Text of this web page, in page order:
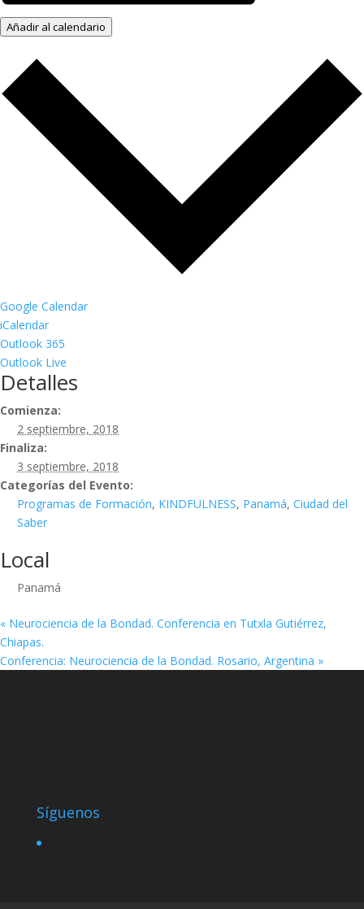
Añadir al calendario
Google Calendar
iCalendar
Outlook 365
Outlook Live
Detalles
Comienza:
2 septiembre, 2018
Finaliza:
3 septiembre, 2018
Categorías del Evento:
Programas de Formación, KINDFULNESS, Panamá, Ciudad del
Saber
Local
Panamá
« Neurociencia de la Bondad. Conferencia en Tutxla Gutiérrez,
Chiapas.
Conferencia: Neurociencia de la Bondad. Rosario, Argentina »
Síguenos